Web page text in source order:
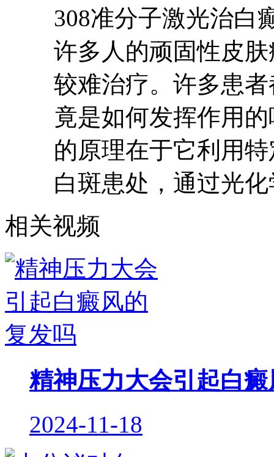
308准分子激光治白
许多人的顽固性皮
较难治疗。许多患
竟是如何发挥作用
的原理在于它利用
白斑患处，通过光
相关视频
精神压力大会引起白
2024-11-18